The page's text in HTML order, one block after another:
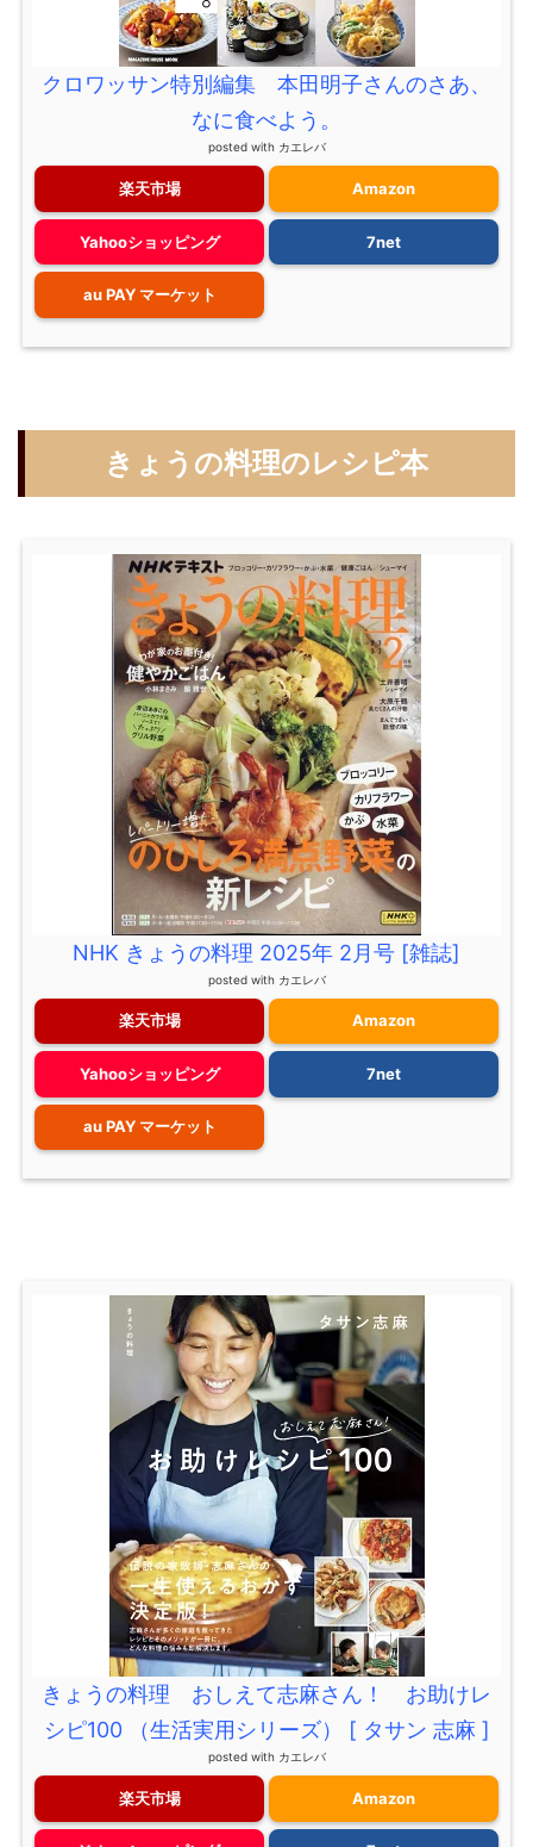
クロワッサン特別編集 本田明子さんのさあ、
なに食べよう。
posted with カエレバ
楽天市場 Amazon
Yahooショッピング 7net
au PAY マーケット
きょうの料理のレシピ本
NHK きょうの料理 2025年 2月号 [雑誌]
posted with カエレバ
楽天市場 Amazon
Yahooショッピング 7net
au PAY マーケット
きょうの料理 おしえて志麻さん！ お助けレ
シピ100 （生活実用シリーズ） [ タサン 志麻 ]
posted with カエレバ
楽天市場 Amazon